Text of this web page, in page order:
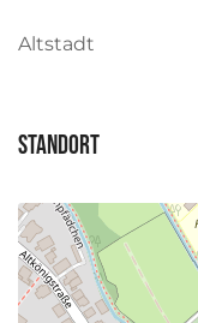
Altstadt
Standort